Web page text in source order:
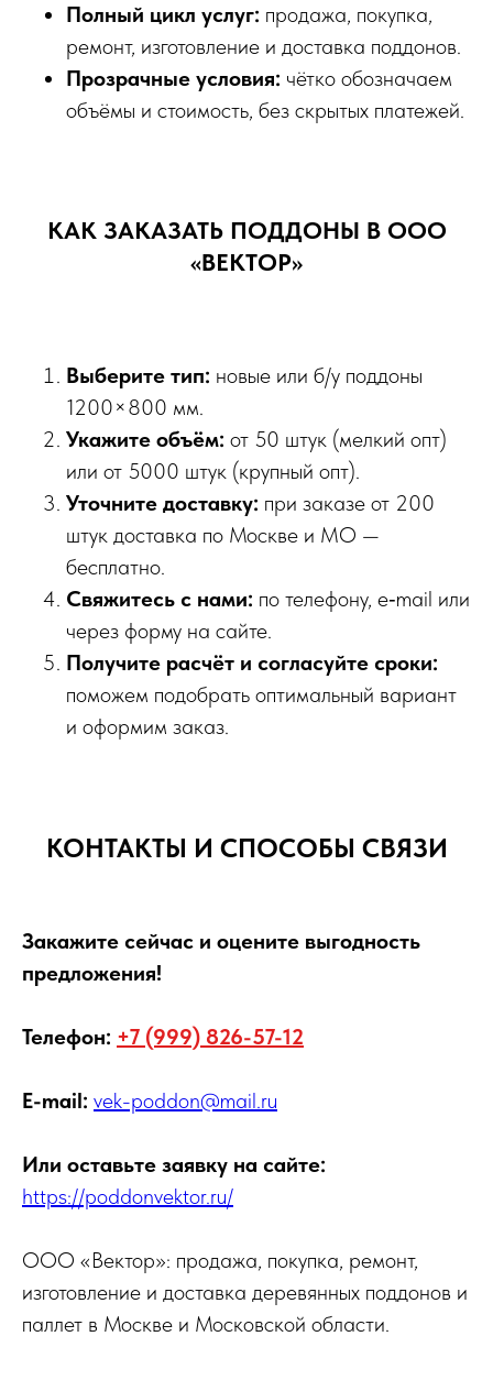
Полный цикл услуг: продажа, покупка,
ремонт, изготовление и доставка поддонов.
Прозрачные условия: чётко обозначаем
объёмы и стоимость, без скрытых платежей.
КАК ЗАКАЗАТЬ ПОДДОНЫ В ООО
«ВЕКТОР»
Выберите тип: новые или б/у поддоны
1200×800 мм.
Укажите объём: от 50 штук (мелкий опт)
или от 5000 штук (крупный опт).
Уточните доставку: при заказе от 200
штук доставка по Москве и МО —
бесплатно.
Свяжитесь с нами: по телефону, e‑mail или
через форму на сайте.
Получите расчёт и согласуйте сроки:
поможем подобрать оптимальный вариант
и оформим заказ.
КОНТАКТЫ И СПОСОБЫ СВЯЗИ
Закажите сейчас и оцените выгодность
предложения!
Телефон: +7 (999) 826-57-12
E-mail: vek-poddon@mail.ru
Или оставьте заявку на сайте:
https://poddonvektor.ru/
ООО «Вектор»: продажа, покупка, ремонт,
изготовление и доставка деревянных поддонов и
паллет в Москве и Московской области.